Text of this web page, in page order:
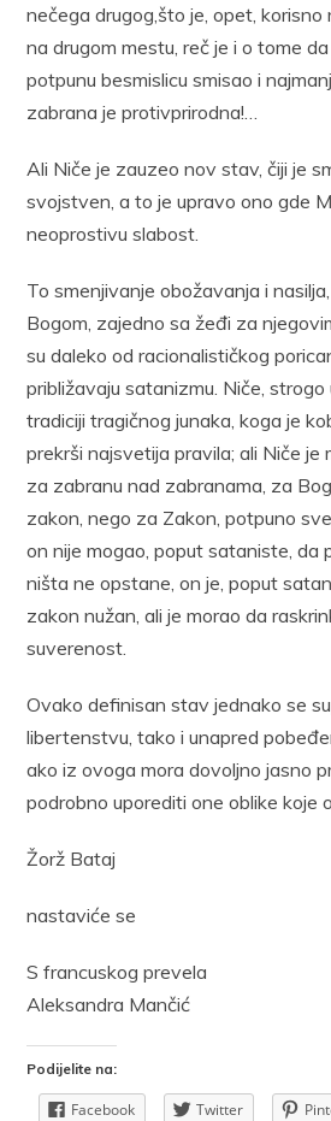
nečega drugog,što je, opet, korisno
na drugom mestu, reč je i o tome
potpunu besmislicu smisao i
zabrana je protivprirodna!…
Ali Niče je zauzeo nov stav, čiji je
svojstven, a to je upravo ono gde
neoprostivu slabost.
To smenjivanje obožavanja i
Bogom, zajedno sa žeđi za
su daleko od racionalističkog
približavaju satanizmu. Niče,
tradiciji tragičnog junaka, koga je
prekrši najsvetija pravila; ali Niče je
za zabranu nad zabranama, za
zakon, nego za Zakon, potpuno
on nije mogao, poput sataniste, da
ništa ne opstane, on je, poput
zakon nužan, ali je morao da
suverenost.
Ovako definisan stav jednako se
libertenstvu, tako i unapred
ako iz ovoga mora dovoljno jasno
podrobno uporediti one oblike koje
Žorž Bataj
nastaviće se
S francuskog prevela
Aleksandra Mančić
Podijelite na:
Facebook Twitter